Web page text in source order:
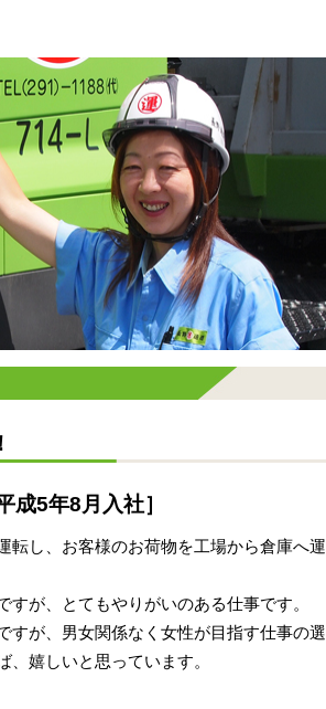
成5年8月入社］
転し、お客様のお荷物を工場から倉庫へ運
すが、とてもやりがいのある仕事です。
すが、男女関係なく女性が目指す仕事の選
、嬉しいと思っています。